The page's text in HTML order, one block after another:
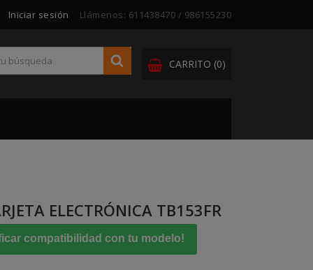
Iniciar sesión Llámenos: 611438470 / 986155230
CARRITO (0)
ELECTRÓNICA TB153FR
compatibilidad con tu modelo!